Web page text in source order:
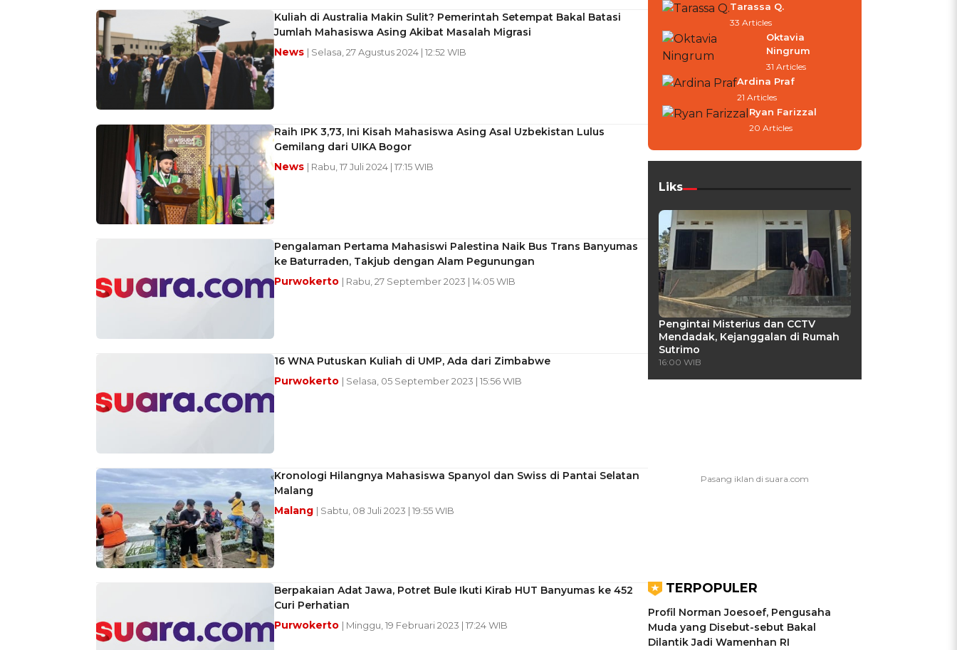
Kuliah di Australia Makin Sulit? Pemerintah Setempat Bakal Batasi
Jumlah Mahasiswa Asing Akibat Masalah Migrasi
News | Selasa, 27 Agustus 2024 | 12:52 WIB
Raih IPK 3,73, Ini Kisah Mahasiswa Asing Asal Uzbekistan Lulus
Gemilang dari UIKA Bogor
News | Rabu, 17 Juli 2024 | 17:15 WIB
Pengalaman Pertama Mahasiswi Palestina Naik Bus Trans Banyumas
ke Baturraden, Takjub dengan Alam Pegunungan
Purwokerto | Rabu, 27 September 2023 | 14:05 WIB
16 WNA Putuskan Kuliah di UMP, Ada dari Zimbabwe
Purwokerto | Selasa, 05 September 2023 | 15:56 WIB
Kronologi Hilangnya Mahasiswa Spanyol dan Swiss di Pantai Selatan
Malang
Malang | Sabtu, 08 Juli 2023 | 19:55 WIB
Berpakaian Adat Jawa, Potret Bule Ikuti Kirab HUT Banyumas ke 452
Curi Perhatian
Purwokerto | Minggu, 19 Februari 2023 | 17:24 WIB
Tarassa Q.
33 Articles
Oktavia
Ningrum
31 Articles
Ardina Praf
21 Articles
Ryan Farizzal
20 Articles
Liks
Pengintai Misterius dan CCTV
Mendadak, Kejanggalan di Rumah
Sutrimo
16:00 WIB
TERPOPULER
Profil Norman Joesoef, Pengusaha
Muda yang Disebut-sebut Bakal
Dilantik Jadi Wamenhan RI